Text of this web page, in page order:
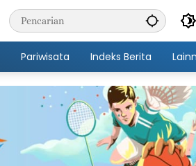
Pariwisata Indeks Berita